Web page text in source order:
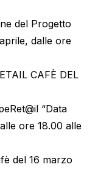
del Progetto
dalle ore
CAFÈ DEL
“Data
ore 18.00 alle
del 16 marzo